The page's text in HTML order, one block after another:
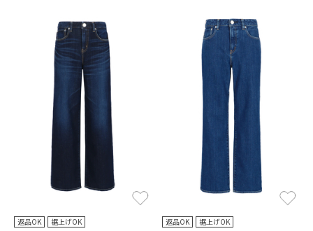
返品OK 裾上げOK 返品OK 裾上げOK